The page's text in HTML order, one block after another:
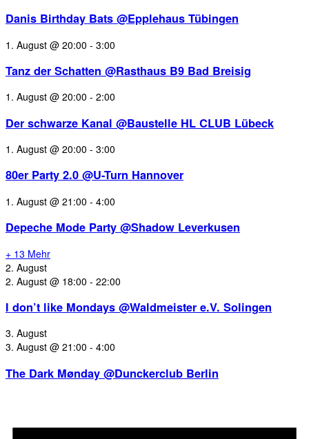
Danis Birthday Bats @Epplehaus Tübingen
1. August @ 20:00 - 3:00
Tanz der Schatten @Rasthaus B9 Bad Breisig
1. August @ 20:00 - 2:00
Der schwarze Kanal @Baustelle HL CLUB Lübeck
1. August @ 20:00 - 3:00
80er Party 2.0 @U-Turn Hannover
1. August @ 21:00 - 4:00
Depeche Mode Party @Shadow Leverkusen
+ 13 Mehr
2. August
2. August @ 18:00 - 22:00
I don’t like Mondays @Waldmeister e.V. Solingen
3. August
3. August @ 21:00 - 4:00
The Dark Mønday @Dunckerclub Berlin